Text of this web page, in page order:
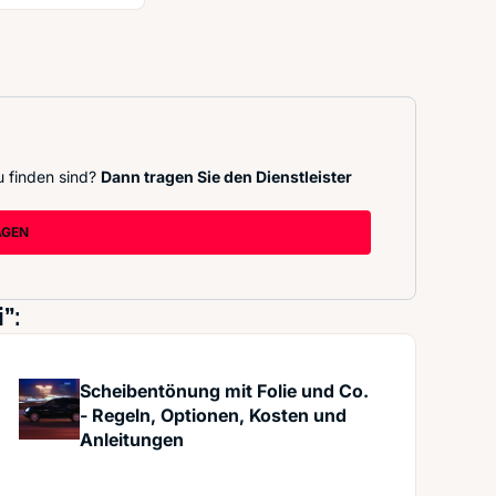
finden sind? Dann tragen Sie den Dienstleister
Scheibentönung mit Folie und Co.
- Regeln, Optionen, Kosten und
Anleitungen